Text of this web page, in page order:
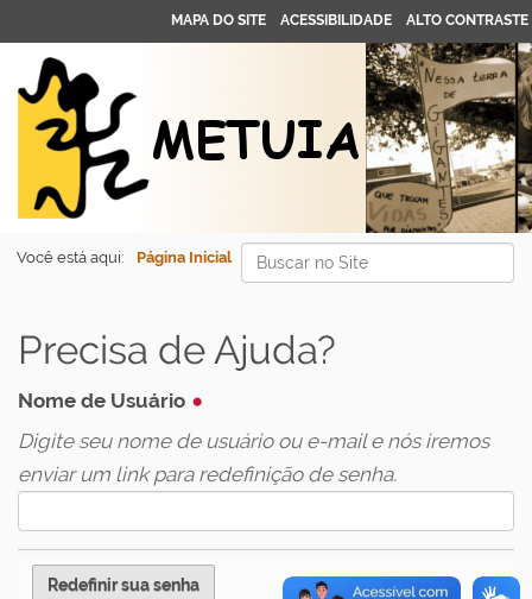
Busca
MAPA DO SITE ACESSIBILIDADE ALTO CONTRASTE
Você está aqui: Página Inicial
Precisa de Ajuda?
Nome de Usuário
Digite seu nome de usuário ou e-mail e nós iremos
enviar um link para redefinição de senha.